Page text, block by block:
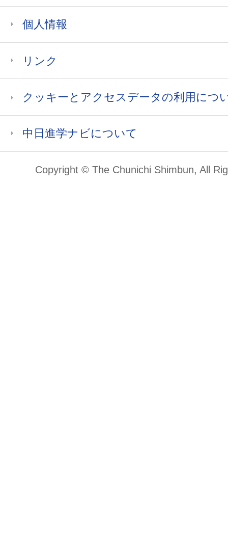
個人情報
リンク
クッキーとアクセスデータの利用につ
中日進学ナビについて
Copyright © The Chunichi Shimbun, All